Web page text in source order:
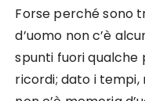
Forse perché sono
d’uomo non c’è
spunti fuori qualche
ricordi; dato i tempi,